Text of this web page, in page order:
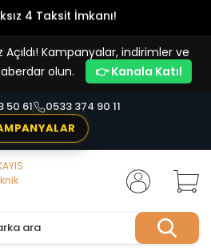
4 Taksit İmkanı!
Açıldı! Kampanyalar, indirimler ve
olun.
👉 Kanala Katıl
50 61
0533 374 90 11